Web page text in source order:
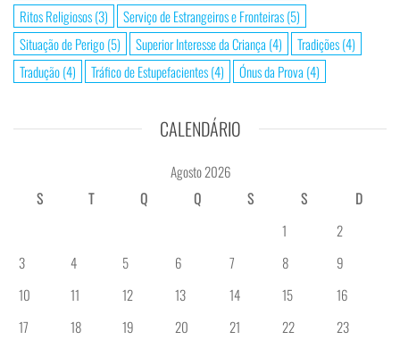
Ritos Religiosos(3) Serviço de Estrangeiros e Fronteiras(5)
Situação de Perigo(5) Superior Interesse da Criança (4) Tradições(4)
Tradução(4) Tráfico de Estupefacientes(4) Ónus da Prova (4)
CALENDÁRIO
Agosto 2026
S
T Q Q S S
D
1
2
3
4 5 6 7 8
9
10
11 12 13 14 15
16
17
18 19 20 21 22
23